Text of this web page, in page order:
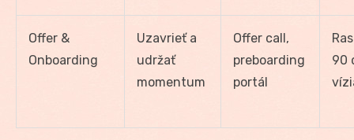
Offer &
Onboarding
Uzavrieť a
udržať
momentum
Offer call,
preboarding
portál
90